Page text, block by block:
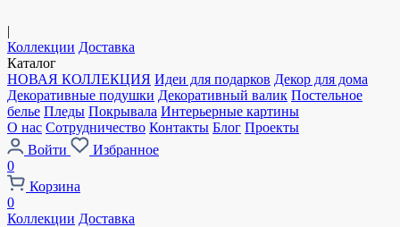
|
Коллекции Доставка
Каталог
НОВАЯ КОЛЛЕКЦИЯ Идеи для подарков Декор для дома
Декоративные подушки Декоративный валик Постельное
белье Пледы Покрывала Интерьерные картины
О нас Сотрудничество Контакты Блог Проекты
Войти
Избранное
0
Корзина
0
Коллекции Доставка